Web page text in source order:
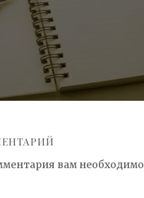
вам необходимо